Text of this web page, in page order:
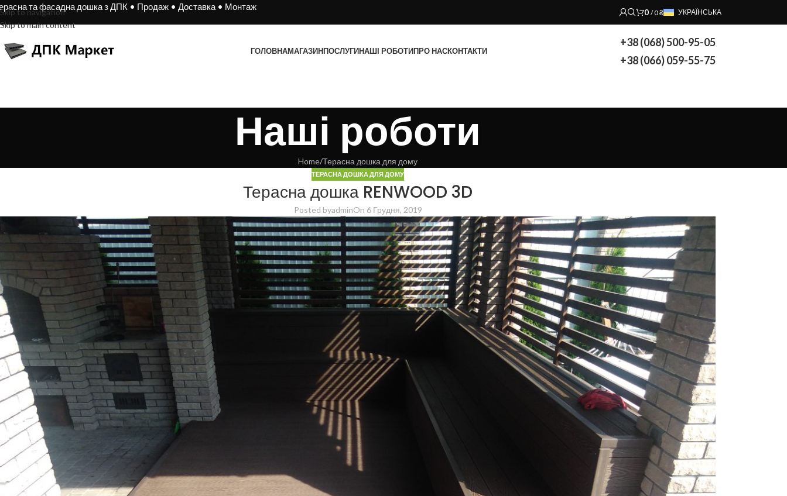
Skip to navigation
Skip to main content
та фасадна дошка з ДПК • Продаж • Доставка • Монтаж
0 /0₴ УКРАЇНСЬКА
ГОЛОВНАМАГАЗИНПОСЛУГИНАШІ РОБОТИПРО НАСКОНТАКТИ
+38 (068) 500-95-05
+38 (066) 059-55-75
Наші роботи
Home Терасна дошка для дому
ТЕРАСНА ДОШКА ДЛЯ ДОМУ
Терасна дошка RENWOOD 3D
Posted byadminOn 6 Грудня, 2019